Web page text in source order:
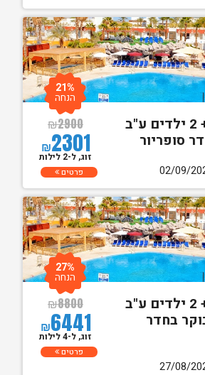
2 לילות לזוג + 2 ילדים ע"ב
סופריור
₪2900
₪2301
21%
הנחה
זוג, ל-2 לילות
פרטים
4 לילות לזוג + 2 ילדים ע"ב
בחדר
₪8800
₪6441
27%
הנחה
זוג, ל-4 לילות
פרטים